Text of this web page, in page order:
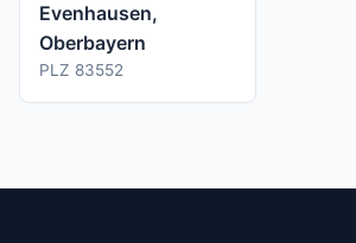
Evenhausen,
Oberbayern
PLZ 83552